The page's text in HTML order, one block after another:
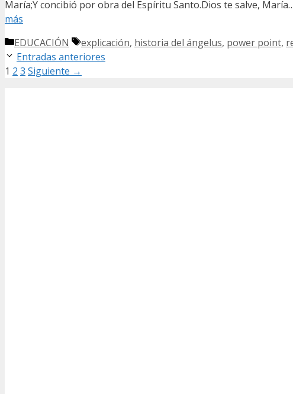
María;Y concibió por obra del Espíritu Santo.Dios te salve,
más
Categorías
EDUCACIÓN Etiquetas
explicación, historia del ángelus, power point,
Entradas anteriores
Página
1 Página
2 Página
3 Siguiente →